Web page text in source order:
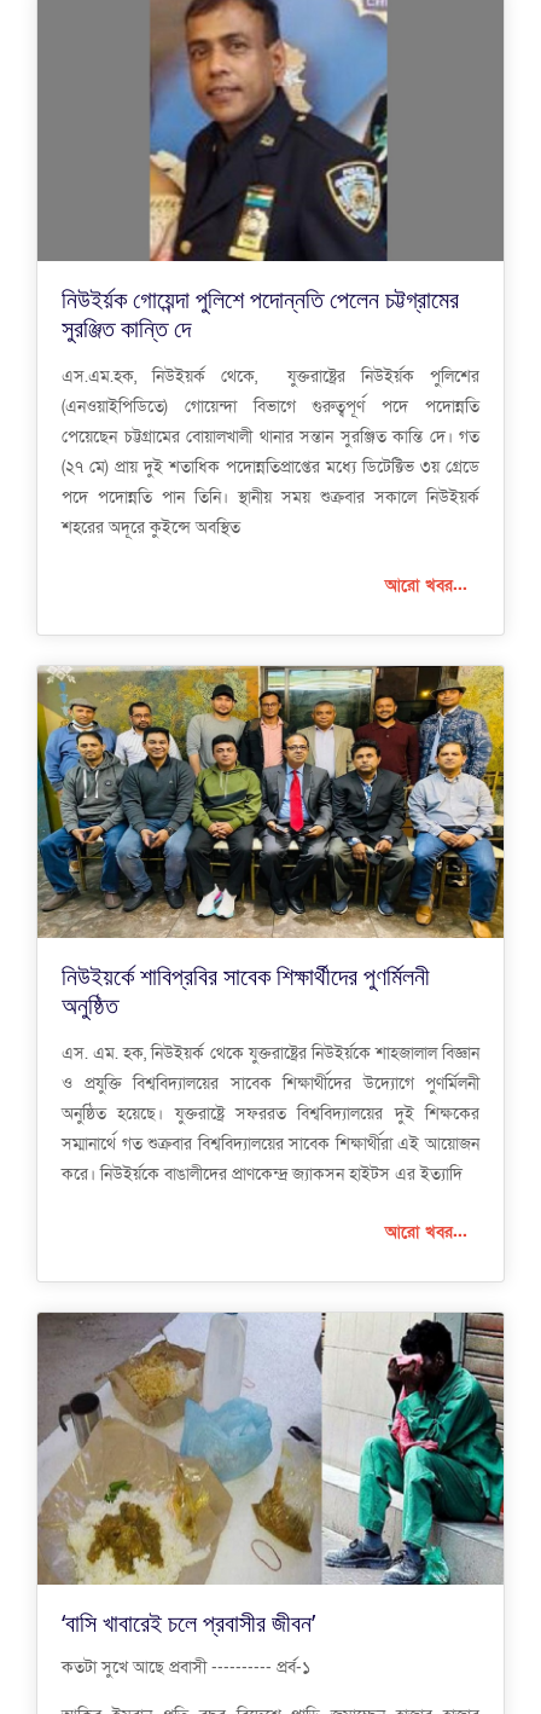
নিউইর্য়ক গোয়েন্দা পুলিশে পদোন্নতি পেলেন চট্টগ্রামের
সুরঞ্জিত কান্তি দে
এস.এম.হক, নিউইয়র্ক থেকে, যুক্তরাষ্ট্রের নিউইর্য়ক পুলিশের
(এনওয়াইপিডিতে) গোয়েন্দা বিভাগে গুরুত্বপূর্ণ পদে পদোন্নতি
পেয়েছেন চট্টগ্রামের বোয়ালখালী থানার সন্তান সুরঞ্জিত কান্তি দে। গত
(২৭ মে) প্রায় দুই শতাধিক পদোন্নতিপ্রাপ্তের মধ্যে ডিটেক্টিভ ৩য় গ্রেডে
পদে পদোন্নতি পান তিনি। স্থানীয় সময় শুক্রবার সকালে নিউইয়র্ক
শহরের অদূরে কুইন্সে অবস্থিত
আরো খবর...
নিউইয়র্কে শাবিপ্রবির সাবেক শিক্ষার্থীদের পুণর্মিলনী
অনুষ্ঠিত
এস. এম. হক, নিউইয়র্ক থেকে যুক্তরাষ্ট্রের নিউইর্য়কে শাহজালাল বিজ্ঞান
ও প্রযুক্তি বিশ্ববিদ্যালয়ের সাবেক শিক্ষার্থীদের উদ্যোগে পুণর্মিলনী
অনুষ্ঠিত হয়েছে। যুক্তরাষ্ট্রে সফররত বিশ্ববিদ্যালয়ের দুই শিক্ষকের
সম্মানার্থে গত শুক্রবার বিশ্ববিদ্যালয়ের সাবেক শিক্ষার্থীরা এই আয়োজন
করে। নিউইর্য়কে বাঙালীদের প্রাণকেন্দ্র জ্যাকসন হাইটস এর ইত্যাদি
আরো খবর...
‘বাসি খাবারেই চলে প্রবাসীর জীবন’
কতটা সুখে আছে প্রবাসী ---------- প্রর্ব-১